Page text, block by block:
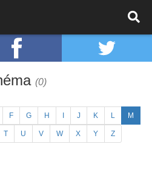
(0)
F G H J K L M
T U V W X Y Z